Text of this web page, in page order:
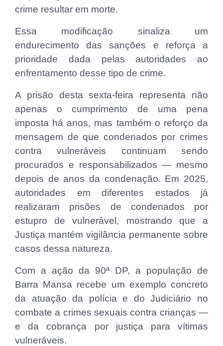
crime resultar em morte.
Essa modificação sinaliza um
endurecimento das sanções e reforça a
prioridade dada pelas autoridades ao
enfrentamento desse tipo de crime.
A prisão desta sexta-feira representa não
apenas o cumprimento de uma pena
imposta há anos, mas também o reforço da
mensagem de que condenados por crimes
contra vulneráveis continuam sendo
procurados e responsabilizados — mesmo
depois de anos da condenação. Em 2025,
autoridades em diferentes estados já
realizaram prisões de condenados por
estupro de vulnerável, mostrando que a
Justiça mantém vigilância permanente sobre
casos dessa natureza.
Com a ação da 90ª DP, a população de
Barra Mansa recebe um exemplo concreto
da atuação da polícia e do Judiciário no
combate a crimes sexuais contra crianças —
e da cobr­­ança por justiça para vítimas
vulneráveis.